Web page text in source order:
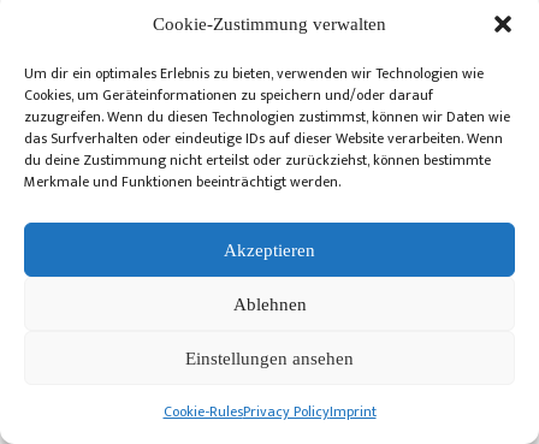
Cookie-Zustimmung verwalten
Um dir ein optimales Erlebnis zu bieten, verwenden wir Technologien wie
Cookies, um Geräteinformationen zu speichern und/oder darauf
zuzugreifen. Wenn du diesen Technologien zustimmst, können wir Daten wie
das Surfverhalten oder eindeutige IDs auf dieser Website verarbeiten. Wenn
du deine Zustimmung nicht erteilst oder zurückziehst, können bestimmte
Merkmale und Funktionen beeinträchtigt werden.
Akzeptieren
Ablehnen
Einstellungen ansehen
Cookie-RulesPrivacy PolicyImprint